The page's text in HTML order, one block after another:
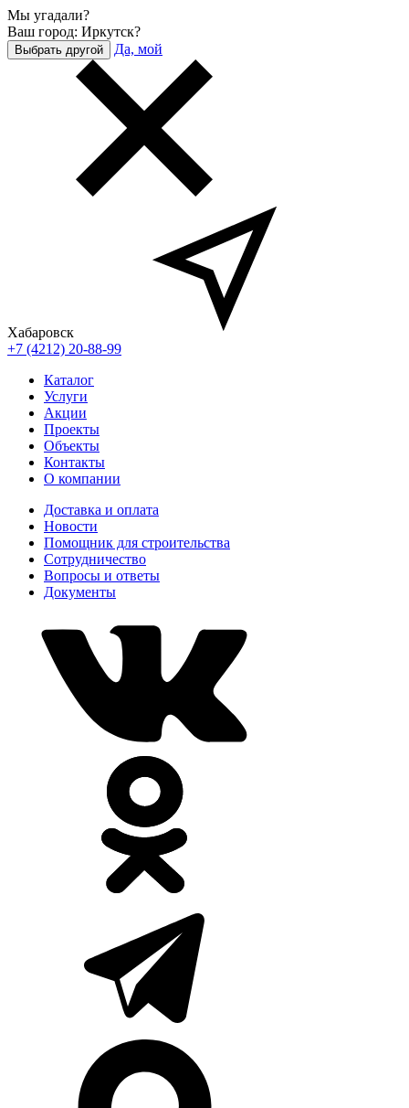
Мы угадали?
Ваш город: Иркутск?
Выбрать другой Да, мой
Хабаровск
+7 (4212) 20-88-99
Каталог
Услуги
Акции
Проекты
Объекты
Контакты
О компании
Доставка и оплата
Новости
Помощник для строительства
Сотрудничество
Вопросы и ответы
Документы